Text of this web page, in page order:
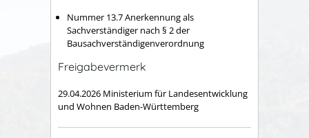
Nummer 13.7 Anerkennung als
Sachverständiger nach § 2 der
Bausachverständigenverordnung
Freigabevermerk
29.04.2026 Ministerium für Landesentwicklung
und Wohnen Baden-Württemberg